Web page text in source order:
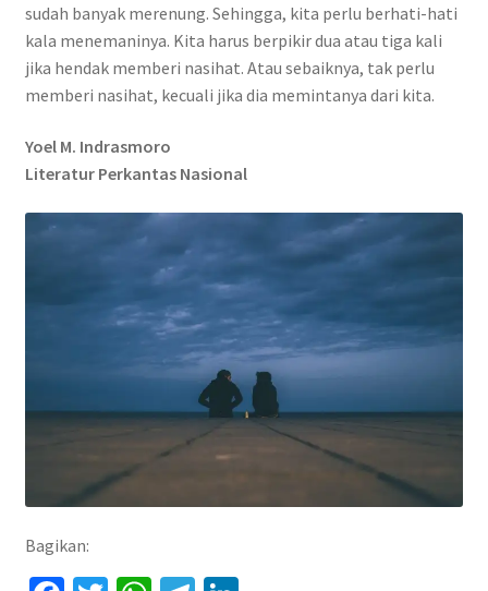
sudah banyak merenung. Sehingga, kita perlu berhati-hati
kala menemaninya. Kita harus berpikir dua atau tiga kali
jika hendak memberi nasihat. Atau sebaiknya, tak perlu
memberi nasihat, kecuali jika dia memintanya dari kita.
Yoel M. Indrasmoro
Literatur Perkantas Nasional
Bagikan: